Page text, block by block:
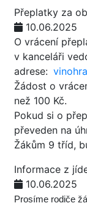
Přeplatky za
10.06.2025
O vrácení
v kanceláři
adrese:
Žádost o
než 100 Kč.
Pokud si o
převeden na
Žákům 9 tříd,
Informace z
10.06.2025
Prosíme rodiče